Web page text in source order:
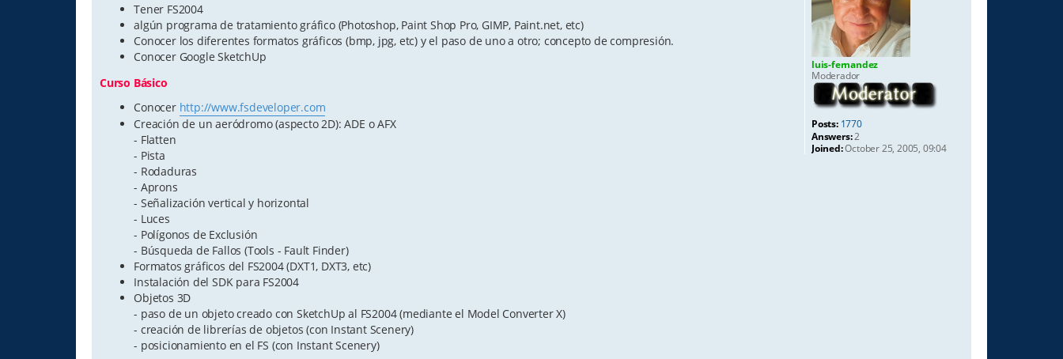
luis-fernandez
Moderador
Posts: 1770
Answers:2
Joined:October 25, 2005, 09:04
Tener FS2004
algún programa de tratamiento gráfico (Photoshop, Paint Shop Pro, GIMP, Paint.net, etc)
Conocer los diferentes formatos gráficos (bmp, jpg, etc) y el paso de uno a otro; concepto de compresión.
Conocer Google SketchUp
Curso Básico
Conocer http://www.fsdeveloper.com
Creación de un aeródromo (aspecto 2D): ADE o AFX
- Flatten
- Pista
- Rodaduras
- Aprons
- Señalización vertical y horizontal
- Luces
- Polígonos de Exclusión
- Búsqueda de Fallos (Tools - Fault Finder)
Formatos gráficos del FS2004 (DXT1, DXT3, etc)
Instalación del SDK para FS2004
Objetos 3D
- paso de un objeto creado con SketchUp al FS2004 (mediante el Model Converter X)
- creación de librerías de objetos (con Instant Scenery)
- posicionamiento en el FS (con Instant Scenery)